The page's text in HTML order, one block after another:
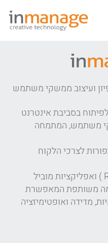
ועיצוב ממשקי משתמש
בסביבת אינטרנט
משתמש, המתמחה
לצרכי הלקוח
( ואפליקציות מוביל
משותפת המאפשרת
מדידה ואופטימיזציה